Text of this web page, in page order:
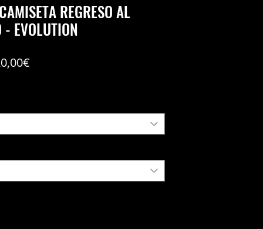
REGRESO AL
- EVOLUTION